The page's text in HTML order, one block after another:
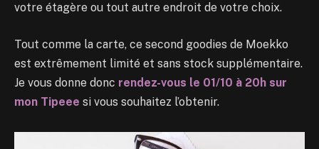
votre étagère ou tout autre endroit de votre choix.
Tout comme la carte, ce second goodies de Moekko
est extrêmement limité et sans stock supplémentaire.
Je vous donne donc rendez-vous le 01/10 à 20h sur
mon Tipeee si vous souhaitez l’obtenir.